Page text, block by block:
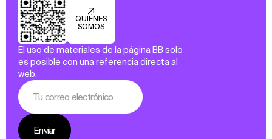
QUIÉNES
SOMOS
El uso de materiales de la página BB solo
es posible con una referencia directa al
web.